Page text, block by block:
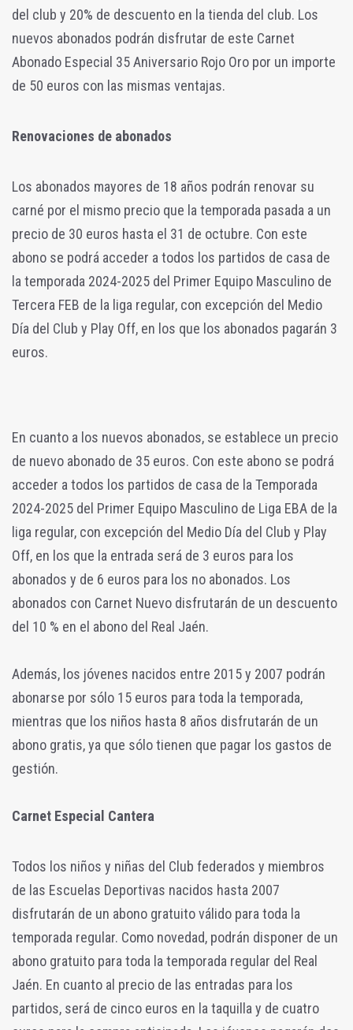
del club y 20% de descuento en la tienda del club. Los
nuevos abonados podrán disfrutar de este Carnet
Abonado Especial 35 Aniversario Rojo Oro por un importe
de 50 euros con las mismas ventajas.
Renovaciones de abonados
Los abonados mayores de 18 años podrán renovar su
carné por el mismo precio que la temporada pasada a un
precio de 30 euros hasta el 31 de octubre. Con este
abono se podrá acceder a todos los partidos de casa de
la temporada 2024-2025 del Primer Equipo Masculino de
Tercera FEB de la liga regular, con excepción del Medio
Día del Club y Play Off, en los que los abonados pagarán 3
euros.
En cuanto a los nuevos abonados, se establece un precio
de nuevo abonado de 35 euros. Con este abono se podrá
acceder a todos los partidos de casa de la Temporada
2024-2025 del Primer Equipo Masculino de Liga EBA de la
liga regular, con excepción del Medio Día del Club y Play
Off, en los que la entrada será de 3 euros para los
abonados y de 6 euros para los no abonados. Los
abonados con Carnet Nuevo disfrutarán de un descuento
del 10 % en el abono del Real Jaén.
Además, los jóvenes nacidos entre 2015 y 2007 podrán
abonarse por sólo 15 euros para toda la temporada,
mientras que los niños hasta 8 años disfrutarán de un
abono gratis, ya que sólo tienen que pagar los gastos de
gestión.
Carnet Especial Cantera
Todos los niños y niñas del Club federados y miembros
de las Escuelas Deportivas nacidos hasta 2007
disfrutarán de un abono gratuito válido para toda la
temporada regular. Como novedad, podrán disponer de un
abono gratuito para toda la temporada regular del Real
Jaén. En cuanto al precio de las entradas para los
partidos, será de cinco euros en la taquilla y de cuatro